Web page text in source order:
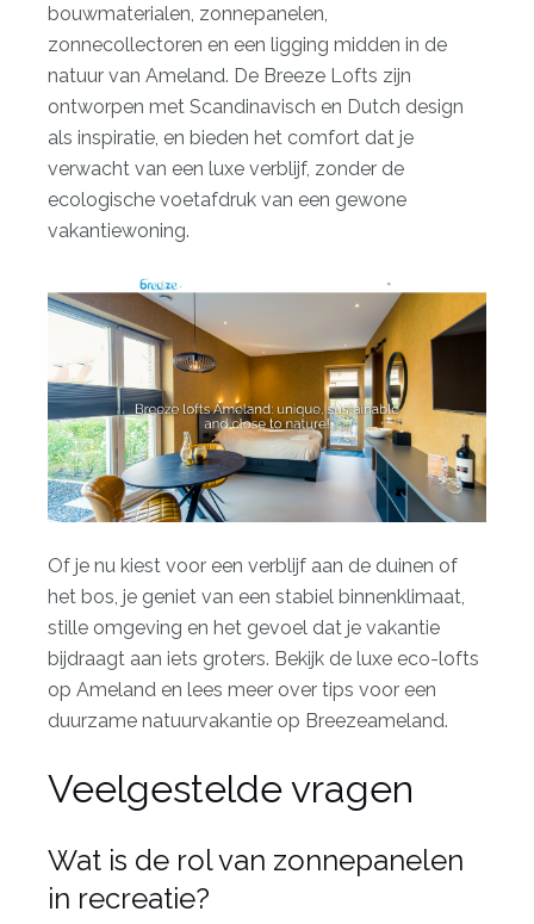
bouwmaterialen, zonnepanelen,
zonnecollectoren en een ligging midden in de
natuur van Ameland. De Breeze Lofts zijn
ontworpen met Scandinavisch en Dutch design
als inspiratie, en bieden het comfort dat je
verwacht van een luxe verblijf, zonder de
ecologische voetafdruk van een gewone
vakantiewoning.
Of je nu kiest voor een verblijf aan de duinen of
het bos, je geniet van een stabiel binnenklimaat,
stille omgeving en het gevoel dat je vakantie
bijdraagt aan iets groters. Bekijk de luxe eco-lofts
op Ameland en lees meer over tips voor een
duurzame natuurvakantie op Breezeameland.
Veelgestelde vragen
Wat is de rol van zonnepanelen
in recreatie?